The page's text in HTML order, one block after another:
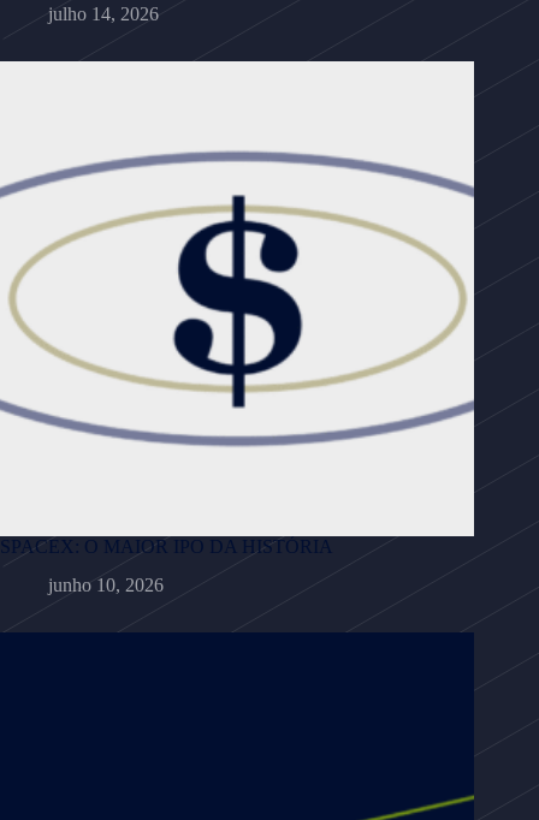
julho 14, 2026
SPACEX: O MAIOR IPO DA HISTÓRIA
junho 10, 2026